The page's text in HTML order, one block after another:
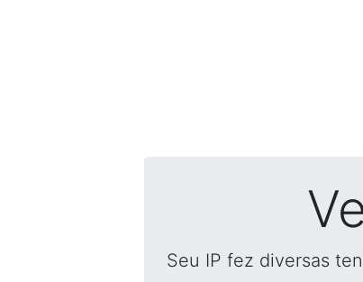
Seu IP fez diversas